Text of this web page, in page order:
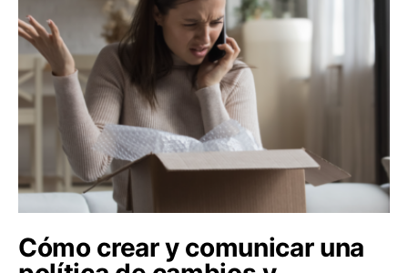
Cómo crear y comunicar una